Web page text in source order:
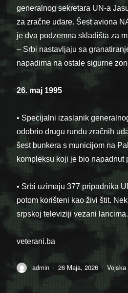
generalnog sekretara UN-a
za zračne udare. Šest aviona
je dva podzemna skladišta za
– Srbi nastavljaju sa
napadima na ostale sigurne
26. maj 1995
• Specijalni izaslanik
odobrio drugu rundu zračnih
šest bunkera s municijom na
kompleksu koji je bio napadnut
• Srbi uzimaju 377 pripadnika
potom korišteni kao živi štit.
srpskoj televiziji vezani lancima.
veterani.ba
Author
admin
Posted
on
26 Maja, 2026 Vojska